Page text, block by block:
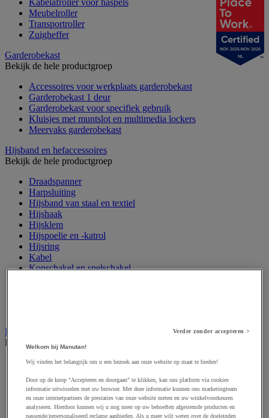
Meubelroller
Transportroller
Zuigheffer
Garderobekast
Bekijk de hele productgroep
Accessoires voor werkplaats garderobekast
Garderobekast 1 deur
Garderobekast voor specifiek gebruik
Kluisjes met muntslot en multimedia lockers
Meervaks garderobekast
Hijsband en hefaccessoires
Bekijk de hele productgroep
Draadspanner
Harpsluiting
Hijsband van staal en textiel
Hijshaak
Hijsklem
Hijspoelie en -katrol
Hijsring
Kabel
Kopschakel en snelschakel
Industriële en magazijnstellingen
Bekijk de hele productgroep
Doorschuifstelling en doorrolstelling
Entresol voor magazijn
Lichte stelling
Middelzware stelling
NOV 2025-NOV 2026
NL
Verder zonder accepteren >
Welkom bij Manutan!
Wij vinden het belangrijk om u een bezoek aan onze website op maat te bieden!
Door op de knop "Accepteren en doorgaan" te klikken, kan ons platform via cookies
informatie uitwisselen met uw browser. Met deze informatie kunnen ons marketingteam
en onze internetpartners de prestaties van onze website meten en uw winkelvoorkeuren
analyseren. Hierdoor kunnen wij u nog meer op uw behoeften afgestemde producten en
passende/gepersonaliseerd reclame aanbieden. Als u meer wilt weten over de doeleinden